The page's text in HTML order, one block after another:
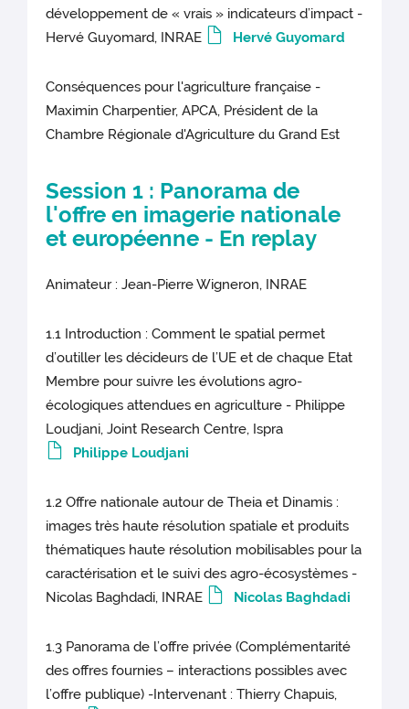
développement de « vrais » indicateurs d’impact -
Hervé Guyomard, INRAE
Hervé Guyomard
Conséquences pour l'agriculture française -
Maximin Charpentier, APCA, Président de la
Chambre Régionale d'Agriculture du Grand Est
Session 1 : Panorama de
l'offre en imagerie nationale
et européenne - En replay
Animateur : Jean-Pierre Wigneron, INRAE
1.1 Introduction : Comment le spatial permet
d’outiller les décideurs de l’UE et de chaque Etat
Membre pour suivre les évolutions agro-
écologiques attendues en agriculture - Philippe
Loudjani, Joint Research Centre, Ispra
Philippe Loudjani
1.2 Offre nationale autour de Theia et Dinamis :
images très haute résolution spatiale et produits
thématiques haute résolution mobilisables pour la
caractérisation et le suivi des agro-écosystèmes -
Nicolas Baghdadi, INRAE
Nicolas Baghdadi
1.3 Panorama de l’offre privée (Complémentarité
des offres fournies – interactions possibles avec
l’offre publique) -Intervenant : Thierry Chapuis,